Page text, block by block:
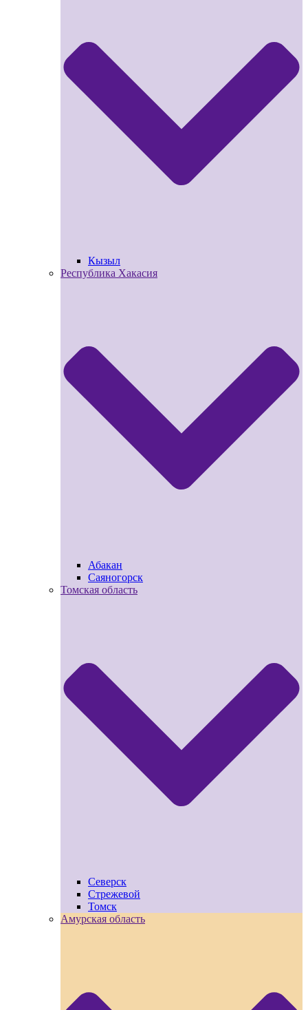
Кызыл
Республика Хакасия
Абакан
Саяногорск
Томская область
Северск
Стрежевой
Томск
Амурская область